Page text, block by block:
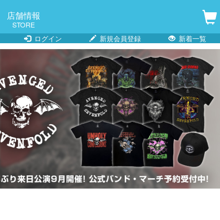
店舗情報
STORE
ログイン
新規会員登録 新着一覧